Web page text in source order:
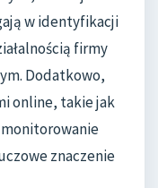
w identyfikacji
firmy
Dodatkowo,
online, takie jak
znaczenie